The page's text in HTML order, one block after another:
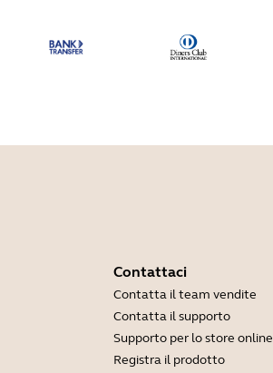
Contattaci
Contatta il team vendite
Contatta il supporto
Supporto per lo store online
Registra il prodotto